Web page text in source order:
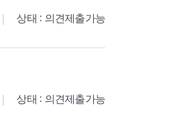
상태 : 의견제출가능
상태 : 의견제출가능